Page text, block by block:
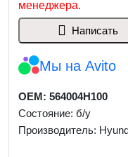
менеджера.
Написать
Мы на Avito
OEM: 564004H100
Состояние: б/у
Производитель: